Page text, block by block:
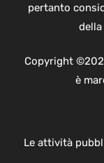
pertanto
Copyright
è
Le attività